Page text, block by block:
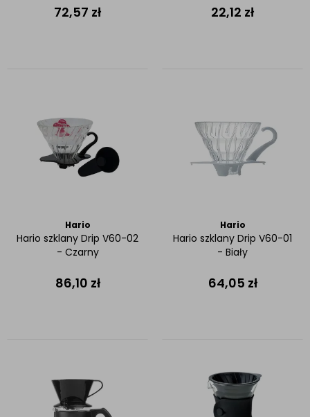
72,57 zł 22,12 zł
Hario
Hario szklany Drip V60-02
- Czarny
86,10 zł
Hario
Hario szklany Drip V60-01
- Biały
64,05 zł